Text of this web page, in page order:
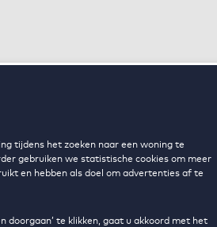
tijdens het zoeken naar een woning te
gebruiken we statistische cookies om meer
en hebben als doel om advertenties af te
doorgaan’ te klikken, gaat u akkoord met het